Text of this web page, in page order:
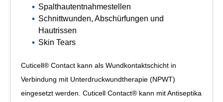
Spalthautentnahmestellen
Schnittwunden, Abschürfungen und
Hautrissen
Skin Tears
Cuticell® Contact kann als Wundkontaktschicht in
Verbindung mit Unterdruckwundtherapie (NPWT)
eingesetzt werden. Cuticell Contact® kann mit Antiseptika